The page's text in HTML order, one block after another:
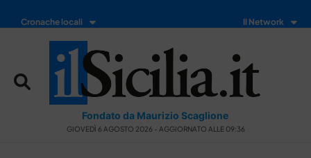
Cronache locali Il Network
Fondato da Maurizio Scaglione
GIOVEDÌ 6 AGOSTO 2026 - AGGIORNATO ALLE 09:36